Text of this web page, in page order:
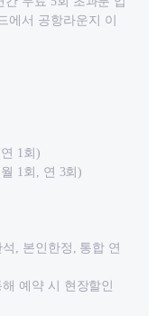
에서 공항라운지 이
1회)
1회, 연 3회)
, 본인한정, 통합 연
예약 시 현장할인